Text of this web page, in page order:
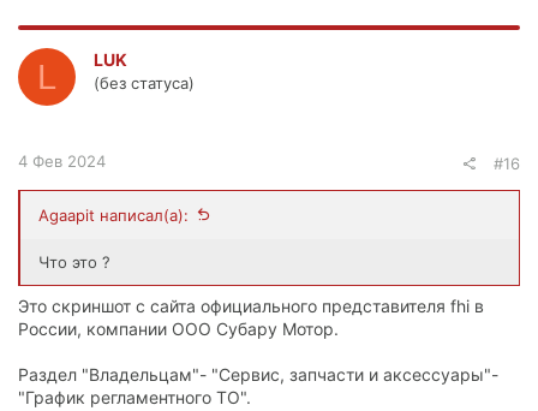
L LUK
(без статуса)
4 Фев 2024 #16
Agaapit написал(а):
Что это ?
Это скриншот с сайта официального представителя fhi в
России, компании ООО Субару Мотор.
Раздел "Владельцам"- "Сервис, запчасти и аксессуары"-
"График регламентного ТО".